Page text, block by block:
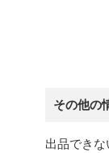
その他の
出品でき